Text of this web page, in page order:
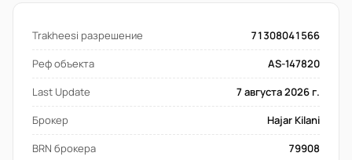
Trakheesi разрешение
71308041566
Реф объекта
AS-147820
Last Update
7 августа 2026 г.
Брокер
Hajar Kilani
BRN брокера
79908